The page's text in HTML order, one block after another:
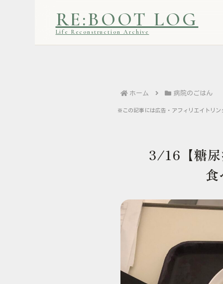
RE:BOOT LOG
Life Reconstruction Archive
ホーム 病院のごはん
※この記事には広告・アフィリエイトリン
3/16【糖尿